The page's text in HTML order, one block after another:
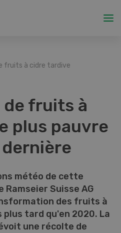
fruits à cidre tardive
fruits à
plus pauvre
météo de cette
Ramseier Suisse AG
des fruits à
tard qu'en 2020. La
une récolte de